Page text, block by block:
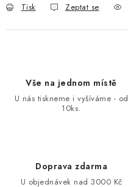
Tisk Zeptat se
Vše na jednom místě
U nás tiskneme i vyšíváme - od
10ks.
Doprava zdarma
U objednávek nad 3000 Kč